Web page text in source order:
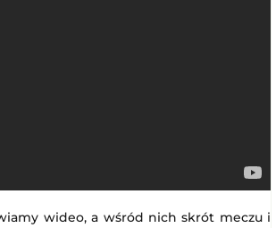
wideo, a wśród nich skrót meczu i